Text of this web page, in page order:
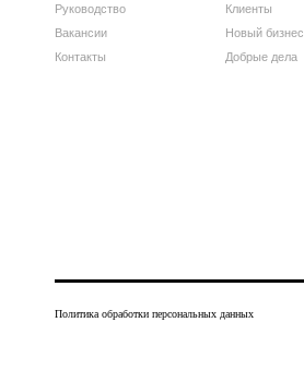
Руководство
Вакансии
Контакты
Клиенты
Новый бизнес
Добрые дела
Политика обработки персональных данных